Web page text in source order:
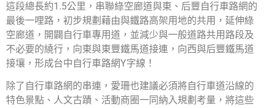
這段總長約1.5公里，串聯綠空廊道與東、后豐自行車路網的
最後一哩路，初步規劃藉由與鐵路高架用地的共用，延伸綠
空廊道，開闢自行車專用道，並減少與一般道路共用路段及
不必要的繞行，向東與東豐鐵馬道接連，向西與后豐鐵馬道
接壤，形成台中自行車路網Y字線！
除了自行車路網的串連，愛珊也建議必須將自行車道沿線的
特色景點、人文古蹟、活動商圈一同納入規劃考量，將這些